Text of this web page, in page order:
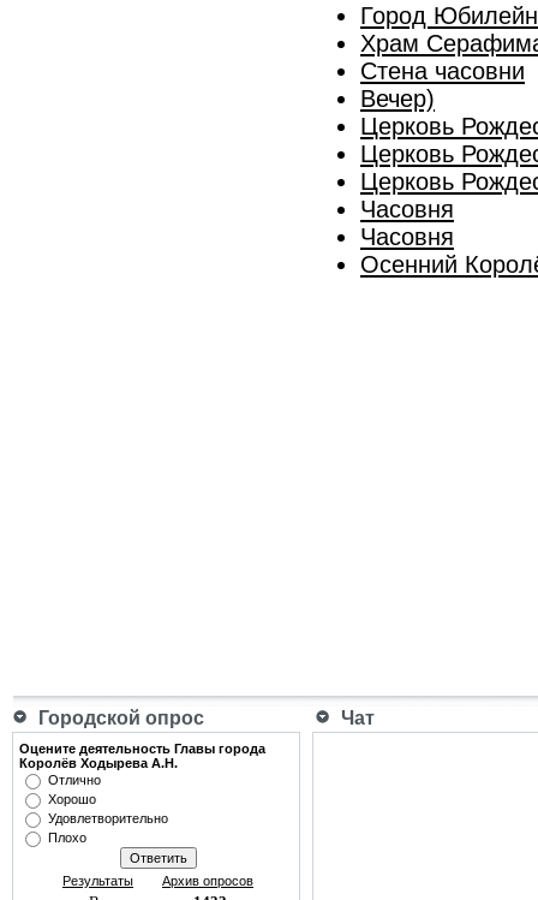
Город
Храм
Стена часовни
Вечер)
Церковь
Церковь
Церковь
Часовня
Часовня
Осенний
Городской опрос Чат
Оцените деятельность Главы города
Королёв Ходырева А.Н.
Отлично
Хорошо
Удовлетворительно
Плохо
Результаты Архив опросов